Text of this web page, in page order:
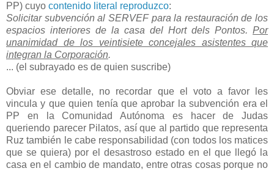
PP) cuyo contenido literal reproduzco:
Solicitar subvención al SERVEF para la restauración de los
espacios interiores de la casa del Hort dels Pontos. Por
unanimidad de los veintisiete concejales asistentes que
integran la Corporación.
... (el subrayado es de quien suscribe)
Obviar ese detalle, no recordar que el voto a favor les
vincula y que quien tenía que aprobar la subvención era el
PP en la Comunidad Autónoma es hacer de Judas
queriendo parecer Pilatos, así que al partido que representa
Ruz también le cabe responsabilidad (con todos los matices
que se quiera) por el desastroso estado en el que llegó la
casa en el cambio de mandato, entre otras cosas porque no